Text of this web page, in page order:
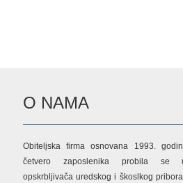
O NAMA
Obiteljska firma osnovana 1993.
četvero zaposlenika probila se
opskrbljivača uredskog i škoslkog